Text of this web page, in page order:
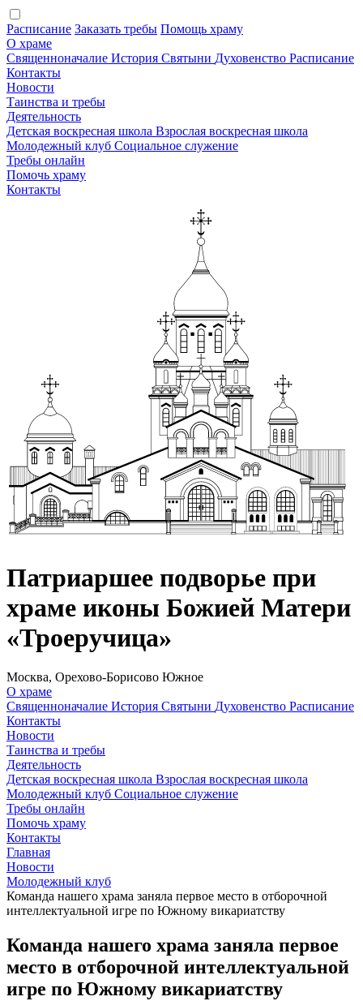
Расписание Заказать требы Помощь храму
О храме
Священноначалие История Святыни Духовенство Расписание
Контакты
Новости
Таинства и требы
Деятельность
Детская воскресная школа Взрослая воскресная школа
Молодежный клуб Социальное служение
Требы онлайн
Помочь храму
Контакты
Патриаршее подворье при
храме иконы Божией Матери
«Троеручица»
Москва, Орехово-Борисово Южное
О храме
Священноначалие История Святыни Духовенство Расписание
Контакты
Новости
Таинства и требы
Деятельность
Детская воскресная школа Взрослая воскресная школа
Молодежный клуб Социальное служение
Требы онлайн
Помочь храму
Контакты
Главная
Новости
Молодежный клуб
Команда нашего храма заняла первое место в отборочной
интеллектуальной игре по Южному викариатству
Команда нашего храма заняла первое
место в отборочной интеллектуальной
игре по Южному викариатству